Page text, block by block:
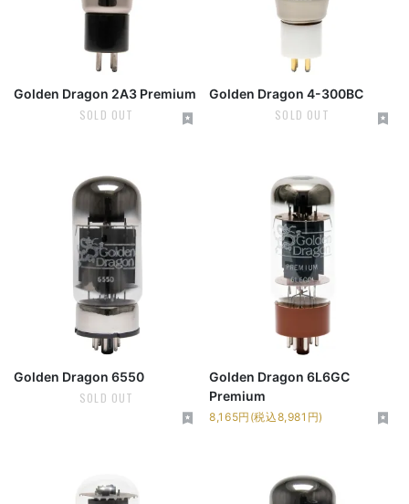
Golden Dragon 2A3 Premium
SOLD OUT
Golden Dragon 4-300BC
SOLD OUT
Golden Dragon 6550
SOLD OUT
Golden Dragon 6L6GC
Premium
8,165円(税込8,981円)